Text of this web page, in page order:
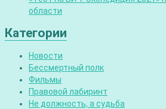
области
Категории
Новости
Бессмертный полк
Фильмы
Правовой лабиринт
Не должность, а судьба